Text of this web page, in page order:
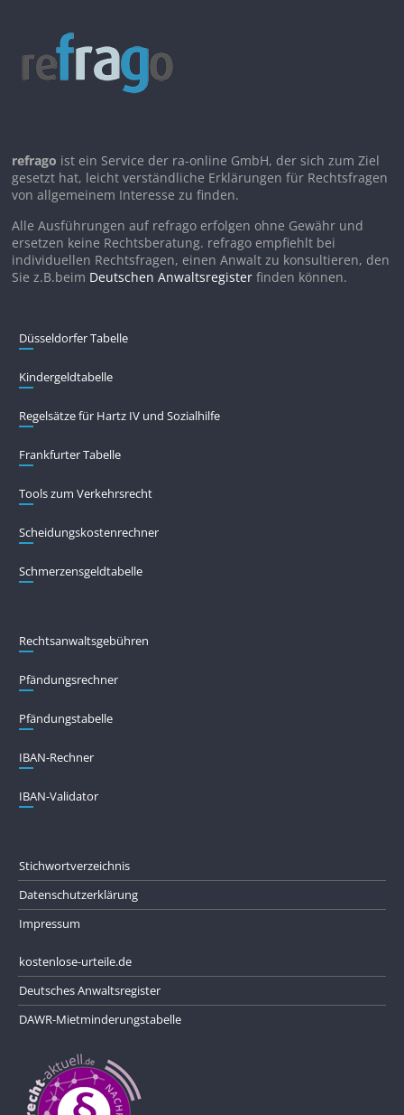
refrago ist ein Service der ra-online GmbH, der sich zum Ziel
gesetzt hat, leicht verständliche Erklärungen für Rechtsfragen
von allgemeinem Interesse zu finden.
Alle Ausführungen auf refrago erfolgen ohne Gewähr und
ersetzen keine Rechtsberatung. refrago empfiehlt bei
individuellen Rechtsfragen, einen Anwalt zu konsultieren, den
Sie z.B.beim Deutschen Anwaltsregister finden können.
Düsseldorfer Tabelle
Kindergeldtabelle
Regelsätze für Hartz IV und Sozialhilfe
Frankfurter Tabelle
Tools zum Verkehrsrecht
Scheidungskostenrechner
Schmerzensgeldtabelle
Rechtsanwaltsgebühren
Pfändungs­rechner
Pfändungs­tabelle
IBAN-Rechner
IBAN-Validator
Stichwortverzeichnis
Datenschutzerklärung
Impressum
kostenlose-urteile.de
Deutsches Anwaltsregister
DAWR-Mietminderungstabelle